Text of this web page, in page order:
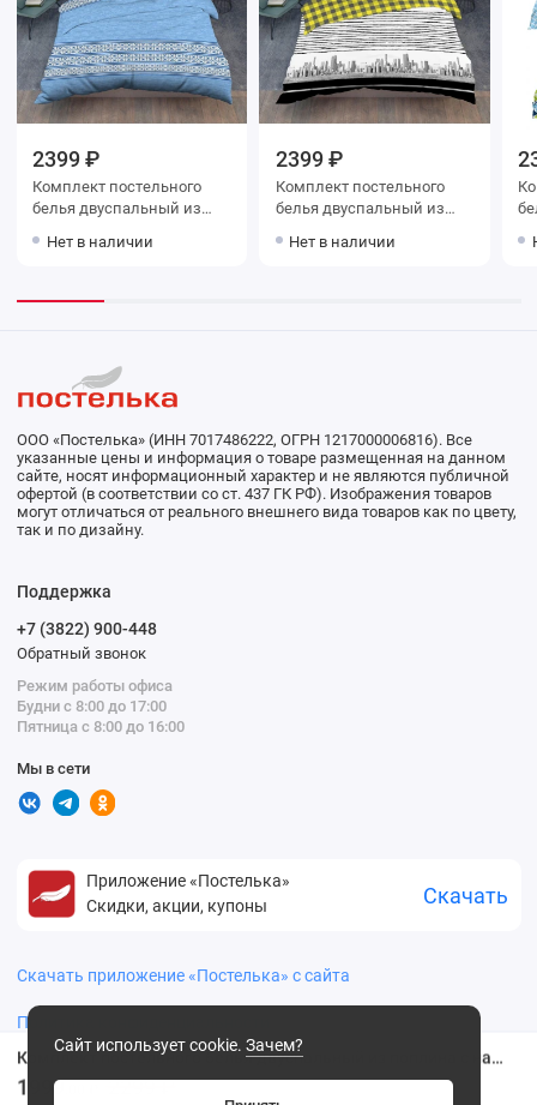
Комплект постельного белья двуспальный из поплина с наволочками 50х70 2 шт Цветы Ночь Нежна
1999 2299 ₽
2399 ₽
Комплект постельного
белья двуспальный из
70х70 2 шт Рисунок
Нет в наличии
2399 ₽
Комплект постельного
белья двуспальный из
70х70 2 шт Город Василиса
Нет в наличии
белья
Сайт использует cookie. Зачем?
ООО «Постелька» (ИНН 7017486222, ОГРН 1217000006816). Все
указанные цены и информация о товаре размещенная на данном
сайте, носят информационный характер и не являются публичной
офертой (в соответствии со ст. 437 ГК РФ). Изображения товаров
могут отличаться от реального внешнего вида товаров как по цвету,
так и по дизайну.
Поддержка
+7 (3822) 900-448
Обратный звонок
Режим работы офиса
Будни с 8:00 до 17:00
Пятница с 8:00 до 16:00
Мы в сети
Приложение «Постелька»
Скидки, акции, купоны
Скачать
Скачать приложение «Постелька» с сайта
Политика конфиденциальности